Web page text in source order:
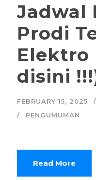
Jadwal
Prodi
Elektro
disini
FEBRUARY 15, 2025
PENGUMUMAN
Read More